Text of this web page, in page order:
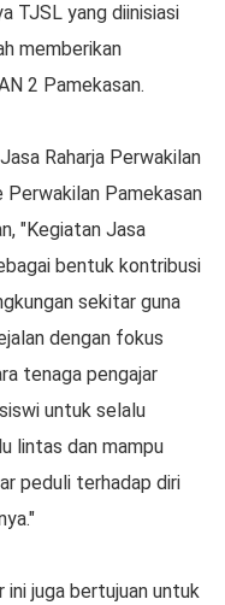
TJSL yang diinisiasi
memberikan
2 Pamekasan.
Raharja Perwakilan
Perwakilan Pamekasan
"Kegiatan Jasa
bentuk kontribusi
sekitar guna
dengan fokus
tenaga pengajar
untuk selalu
lintas dan mampu
peduli terhadap diri
ini juga bertujuan untuk